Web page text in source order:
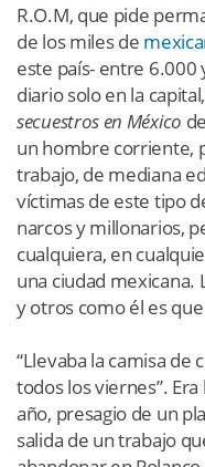
R.O.M, que pide
de los miles de
este país- entre 6.000
diario solo en la
secuestros en México
un hombre corriente,
trabajo, de mediana
víctimas de este tipo
narcos y millonarios,
cualquiera, en
una ciudad mexicana.
y otros como él es
“Llevaba la camisa
todos los viernes”.
año, presagio de un
salida de un trabajo